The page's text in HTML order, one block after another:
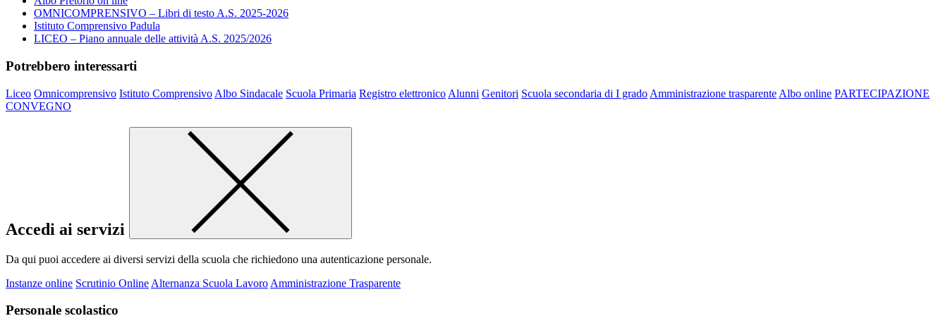
OMNICOMPRENSIVO – Libri di testo A.S. 2025-2026
Istituto Comprensivo Padula
LICEO – Piano annuale delle attività A.S. 2025/2026
Potrebbero interessarti
Liceo Omnicomprensivo Istituto Comprensivo Albo Sindacale Scuola Primaria Registro elettronico Alunni Genitori Scuola secondaria di I grado Amministrazione trasparente Albo online PARTECIPAZIONE
CONVEGNO
Accedi ai servizi
Da qui puoi accedere ai diversi servizi della scuola che richiedono una autenticazione personale.
Instanze online Scrutinio Online Alternanza Scuola Lavoro Amministrazione Trasparente
Personale scolastico